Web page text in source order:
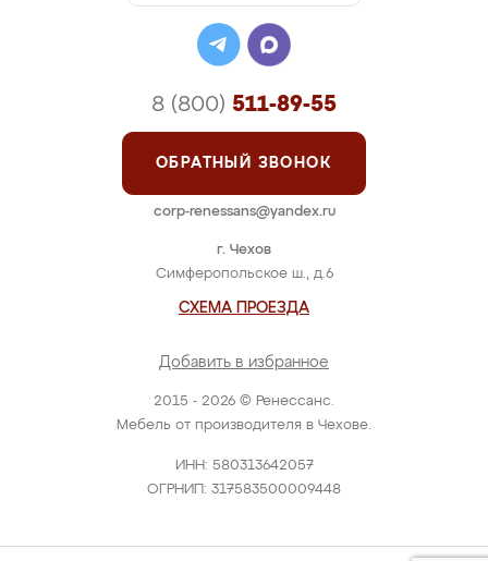
2015 - 2026 © Ренессанс.
Мебель от производителя в Чехове.
ИНН: 580313642057
ОГРНИП: 317583500009448
г. Чехов
Симферопольское ш., д.6
СХЕМА ПРОЕЗДА
Добавить в избранное
8 (800) 511-89-55
ОБРАТНЫЙ ЗВОНОК
corp-renessans@yandex.ru